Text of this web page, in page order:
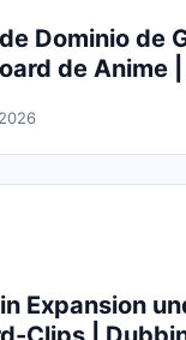
Dominio de
de Anime
Expansion